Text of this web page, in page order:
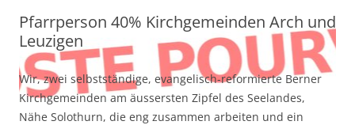
Pfarrperson 40% Kirchgemeinden Arch und
Leuzigen
Wir, zwei selbstständige, evangelisch-reformierte Berner
Kirchgemeinden am äussersten Zipfel des Seelandes,
Nähe Solothurn, die eng zusammen arbeiten und ein